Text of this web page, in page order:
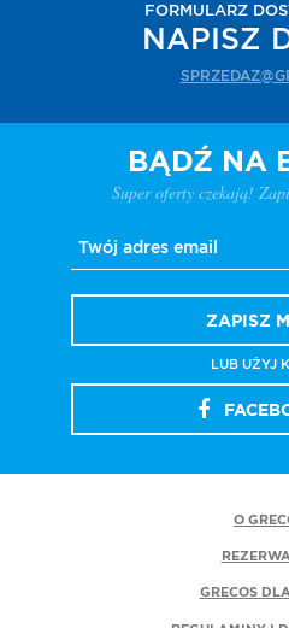
FORMULARZ
NAPISZ
BĄDŹ NA
Super oferty czekają!
ZAPISZ
LUB UŻYJ
O
GRECOS